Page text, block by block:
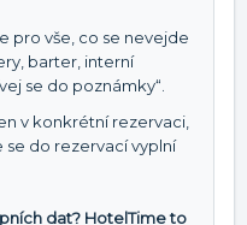
pro vše, co se nevejde
barter, interní
se do poznámky“.
v konkrétní rezervaci,
se do rezervací vyplní
dat? HotelTime to